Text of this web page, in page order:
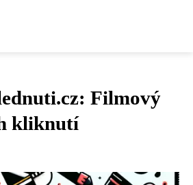
Filmový
kliknutí